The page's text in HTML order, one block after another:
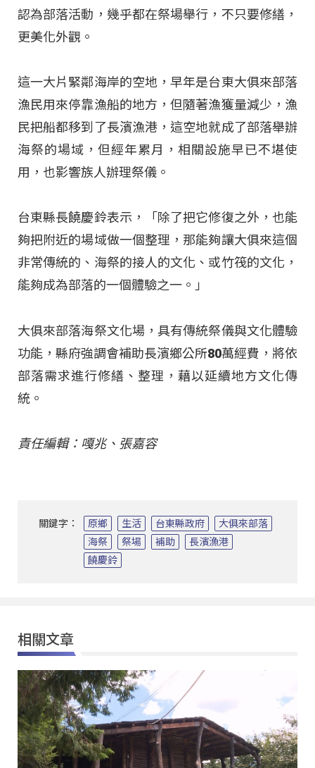
認為部落活動，幾乎都在祭場舉行，不只要修繕，
更美化外觀。
這一大片緊鄰海岸的空地，早年是台東大俱來部落
漁民用來停靠漁船的地方，但隨著漁獲量減少，漁
民把船都移到了長濱漁港，這空地就成了部落舉辦
海祭的場域，但經年累月，相關設施早已不堪使
用，也影響族人辦理祭儀。
台東縣長饒慶鈴表示，「除了把它修復之外，也能
夠把附近的場域做一個整理，那能夠讓大俱來這個
非常傳統的、海祭的接人的文化、或竹筏的文化，
能夠成為部落的一個體驗之一。」
大俱來部落海祭文化場，具有傳統祭儀與文化體驗
功能，縣府強調會補助長濱鄉公所80萬經費，將依
部落需求進行修繕、整理，藉以延續地方文化傳
統。
責任編輯：嘎兆、張嘉容
關鍵字： 原鄉 生活 台東縣政府
大俱來部落
海祭
祭場 補助
長濱漁港
饒慶鈴
相關文章